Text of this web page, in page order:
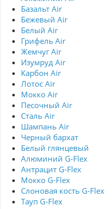
Базальт Air
Бежевый Air
Белый Air
Грифель Air
Жемчуг Air
Изумруд Air
Карбон Air
Лотос Air
Мокко Air
Песочный Air
Сталь Air
Шампань Air
Черный бархат
Белый глянцевый
Алюминий G-Flex
Антрацит G-Flex
Мокко G-Flex
Слоновая кость G-Flex
Тауп G-Flex